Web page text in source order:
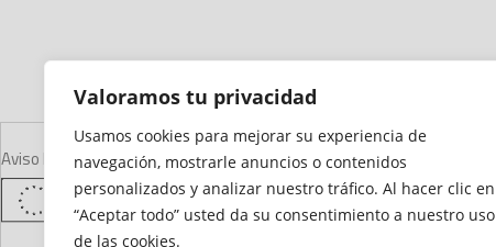
Valoramos tu privacidad
Usamos cookies para mejorar su experiencia de
navegación, mostrarle anuncios o contenidos
personalizados y analizar nuestro tráfico. Al hacer clic en
“Aceptar todo” usted da su consentimiento a nuestro uso
de las cookies.
Aviso LegalDeclaración de AccesibilidadMapa del SitioPolítica de Cookies